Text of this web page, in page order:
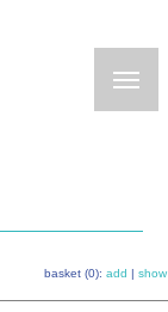
basket (0): add show